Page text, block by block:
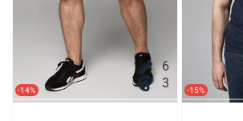
-14%
6
3
-15%